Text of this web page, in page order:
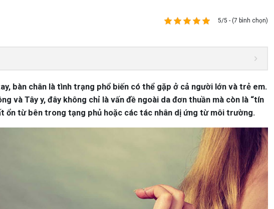
5/5 - (7 bình chọn)
bàn chân là tình trạng phổ biến có thể gặp ở cả người lớn và trẻ em.
và Tây y, đây không chỉ là vấn đề ngoài da đơn thuần mà còn là “tín
ổn từ bên trong tạng phủ hoặc các tác nhân dị ứng từ môi trường.